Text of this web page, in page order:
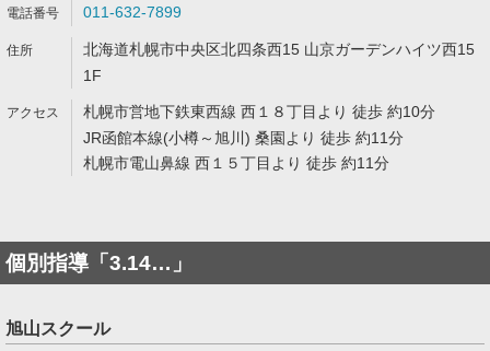
011-632-7899
北海道札幌市中央区北四条西15 山京ガーデンハイツ西15
1F
札幌市営地下鉄東西線 西１８丁目より 徒歩 約10分
JR函館本線(小樽～旭川) 桑園より 徒歩 約11分
札幌市電山鼻線 西１５丁目より 徒歩 約11分
個別指導「3.14…」
旭山スクール